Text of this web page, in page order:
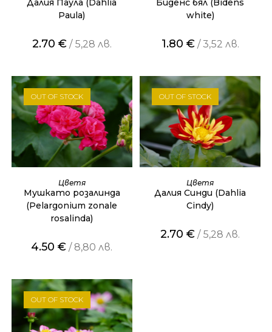
Далия Паула (Dahlia
Paula)
2.70 €/ 5,28 лв.
Биденс бял (Bidens
white)
1.80 €/ 3,52 лв.
OUT OF STOCK
ОЩЕ
Цветя
Мушкато розалинда
(Pelargonium zonale
rosalinda)
4.50€ / 8,80 лв.
OUT OF STOCK
ОЩЕ
Цветя
Далия Синди (Dahlia
Cindy)
2.70€ / 5,28 лв.
OUT OF STOCK